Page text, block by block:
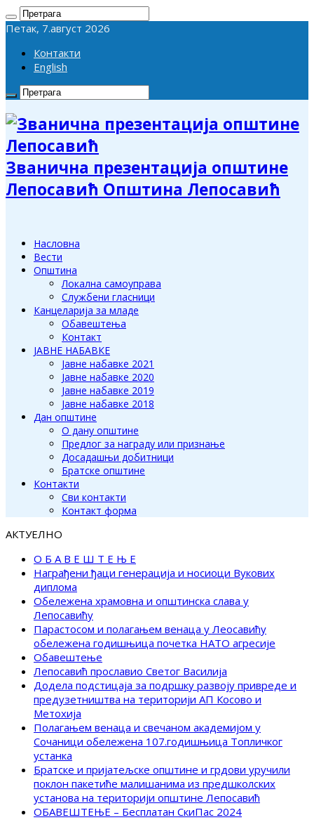
Петак, 7.август 2026
Контакти
English
Званична презентација општине
Лепосавић Општина Лепосавић
Насловна
Вести
Општина
Локална самоуправа
Службени гласници
Канцеларија за младе
Обавештења
Контакт
ЈАВНЕ НАБАВКЕ
Јавне набавке 2021
Јавне набавке 2020
Јавне набавке 2019
Јавне набавке 2018
Дан општине
О дану општине
Предлог за награду или признање
Досадашњи добитници
Братске општине
Контакти
Сви контакти
Контакт форма
АКТУЕЛНО
О Б А В Е Ш Т Е Њ Е
Награђени ђаци генерација и носиоци Вукових
диплома
Обележена храмовна и општинска слава у
Лепосавићу
Парастосом и полагањем венаца у Леосавићу
обележена годишњица почетка НАТО агресије
Обавештење
Лепосавић прославио Светог Василија
Додела подстицаја за подршку развоју привреде и
предузетништва на територији АП Косово и
Метохија
Полагањем венаца и свечаном академијом у
Сочаници обележена 107.годишњица Топличког
устанка
Братске и пријатељске општине и грдови уручили
поклон пакетиће малишанима из предшколских
установа на територији општине Лепосавић
ОБАВЕШТЕЊЕ – Бесплатан СкиПас 2024